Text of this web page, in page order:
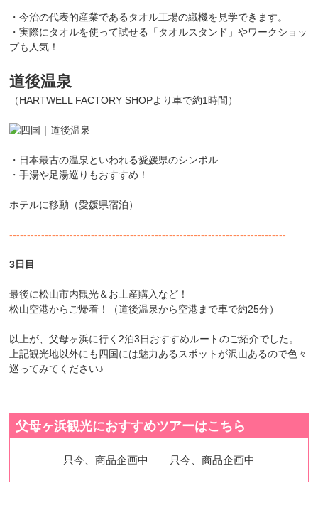
・今治の代表的産業であるタオル工場の織機を見学できます。
・実際にタオルを使って試せる「タオルスタンド」やワークショッ
プも人気！
道後温泉
（HARTWELL FACTORY SHOPより車で約1時間）
・日本最古の温泉といわれる愛媛県のシンボル
・手湯や足湯巡りもおすすめ！
ホテルに移動（愛媛県宿泊）
------------------------------------------------------------------------------
3日目
最後に松山市内観光＆お土産購入など！
松山空港からご帰着！（道後温泉から空港まで車で約25分）
以上が、父母ヶ浜に行く2泊3日おすすめルートのご紹介でした。
上記観光地以外にも四国には魅力あるスポットが沢山あるので色々
巡ってみてください♪
父母ヶ浜観光におすすめツアーはこちら
只今、商品企画中 只今、商品企画中